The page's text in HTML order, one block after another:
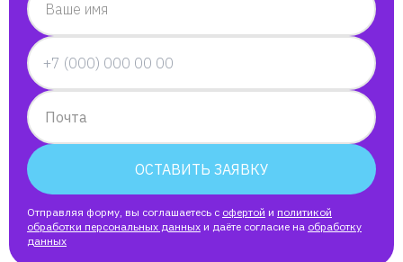
Ваше имя
Почта
ОСТАВИТЬ ЗАЯВКУ
Отправляя форму, вы соглашаетесь с офертой и политикой
обработки персональных данных и даёте согласие на обработку
данных